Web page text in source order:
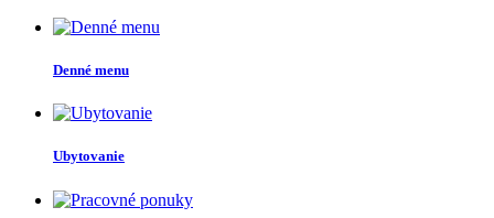
Denné menu
Ubytovanie